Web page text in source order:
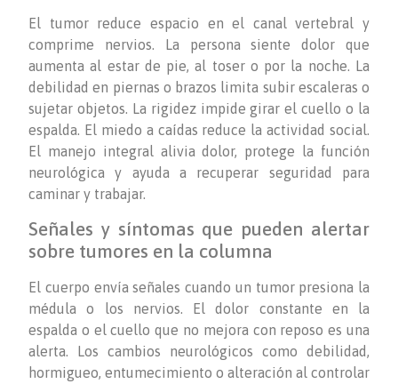
El tumor reduce espacio en el canal vertebral y
comprime nervios. La persona siente dolor que
aumenta al estar de pie, al toser o por la noche. La
debilidad en piernas o brazos limita subir escaleras o
sujetar objetos. La rigidez impide girar el cuello o la
espalda. El miedo a caídas reduce la actividad social.
El manejo integral alivia dolor, protege la función
neurológica y ayuda a recuperar seguridad para
caminar y trabajar.
Señales y síntomas que pueden alertar
sobre tumores en la columna
El cuerpo envía señales cuando un tumor presiona la
médula o los nervios. El dolor constante en la
espalda o el cuello que no mejora con reposo es una
alerta. Los cambios neurológicos como debilidad,
hormigueo, entumecimiento o alteración al controlar